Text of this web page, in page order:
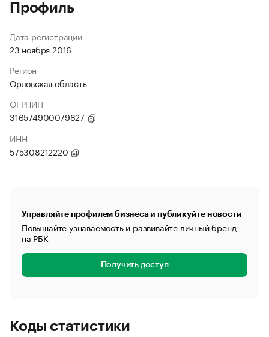
Профиль
Дата регистрации
23 ноября 2016
Регион
Орловская область
ОГРНИП
316574900079827
ИНН
575308212220
Управляйте профилем бизнеса и публикуйте новости
Повышайте узнаваемость и развивайте личный бренд
на РБК
Получить доступ
Коды статистики